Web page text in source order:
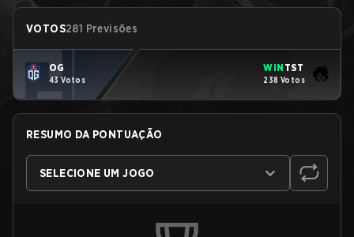
VOTOS281 Previsões
OG
43 Votos
WIN TST
238 Votos
RESUMO DA PONTUAÇÃO
SELECIONE UM JOGO